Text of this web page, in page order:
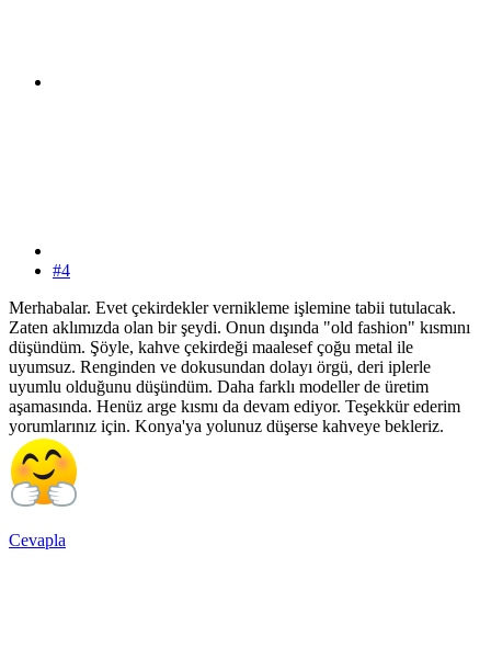
#4
Merhabalar. Evet çekirdekler vernikleme işlemine tabii tutulacak.
Zaten aklımızda olan bir şeydi. Onun dışında "old fashion" kısmını
düşündüm. Şöyle, kahve çekirdeği maalesef çoğu metal ile
uyumsuz. Renginden ve dokusundan dolayı örgü, deri iplerle
uyumlu olduğunu düşündüm. Daha farklı modeller de üretim
aşamasında. Henüz arge kısmı da devam ediyor. Teşekkür ederim
yorumlarınız için. Konya'ya yolunuz düşerse kahveye bekleriz.
Cevapla